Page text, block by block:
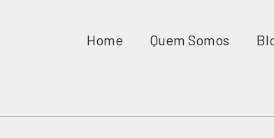
Home Quem Somos